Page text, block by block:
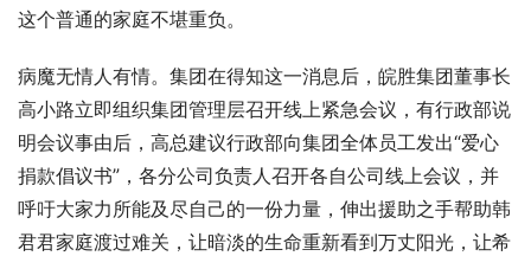
这个普通的家庭不堪重负。
病魔无情人有情。集团在得知这一消息后，皖胜集团董事长
高小路立即组织集团管理层召开线上紧急会议，有行政部说
明会议事由后，高总建议行政部向集团全体员工发出“爱心
捐款倡议书”，各分公司负责人召开各自公司线上会议，并
呼吁大家力所能及尽自己的一份力量，伸出援助之手帮助韩
君君家庭渡过难关，让暗淡的生命重新看到万丈阳光，让希